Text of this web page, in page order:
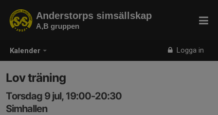
Kalender Logga in
Anderstorps simsällskap
A,B gruppen
Lov träning
Torsdag 9 jul, 19:00-20:30
Simhallen